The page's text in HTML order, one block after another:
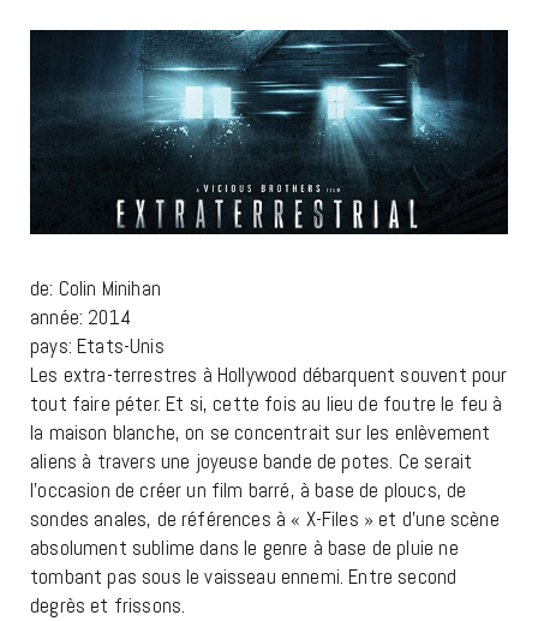
de: Colin Minihan
année: 2014
pays: Etats-Unis
Les extra-terrestres à Hollywood débarquent souvent pour
tout faire péter. Et si, cette fois au lieu de foutre le feu à
la maison blanche, on se concentrait sur les enlèvement
aliens à travers une joyeuse bande de potes. Ce serait
l’occasion de créer un film barré, à base de ploucs, de
sondes anales, de références à « X-Files » et d’une scène
absolument sublime dans le genre à base de pluie ne
tombant pas sous le vaisseau ennemi. Entre second
degrès et frissons.